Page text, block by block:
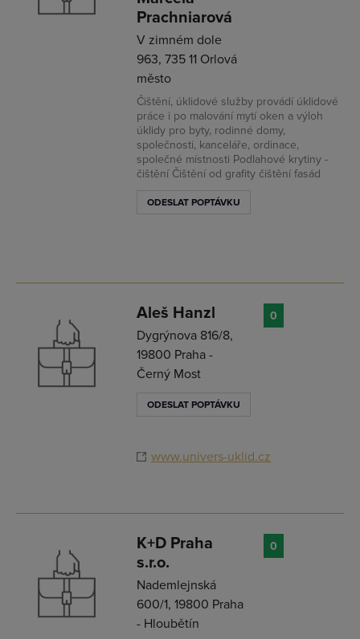
Prachniarová
V zimném dole
963, 735 11 Orlová
město
Čištění, úklidové služby provádí úklidové
práce i po malování mytí oken a výloh
úklidy pro byty, rodinné domy,
společnosti, kanceláře, ordinace,
společné místnosti Podlahové krytiny -
čištění Čištění od grafity čištění fasád
ODESLAT POPTÁVKU
Aleš Hanzl
Dygrýnova 816/8,
19800 Praha -
Černý Most
ODESLAT POPTÁVKU
www.univers-uklid.cz
0
K+D Praha
s.r.o.
Nademlejnská
600/1, 19800 Praha
- Hloubětín
0